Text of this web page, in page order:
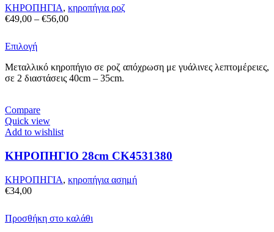
σελίδα
του
ΚΗΡΟΠΗΓΙΑ, κηροπήγια ροζ
€49,00 – €56,00Price
€56,00
ΕπιλογήΑυτό
προϊόν
έχει
Οι
επιλογές
μπορούν
επιλεγούν
σελίδα
Μεταλλικό κηροπήγιο σε ροζ απόχρωση με γυάλινες λεπτομέρειες,
σε 2 διαστάσεις 40cm – 35cm.
Compare
Quick view
Add to wishlist
ΚΗΡΟΠΗΓΙΟ 28cm CK4531380
ΚΗΡΟΠΗΓΙΑ, κηροπήγια ασημή
€34,00
Προσθήκη στο καλάθι